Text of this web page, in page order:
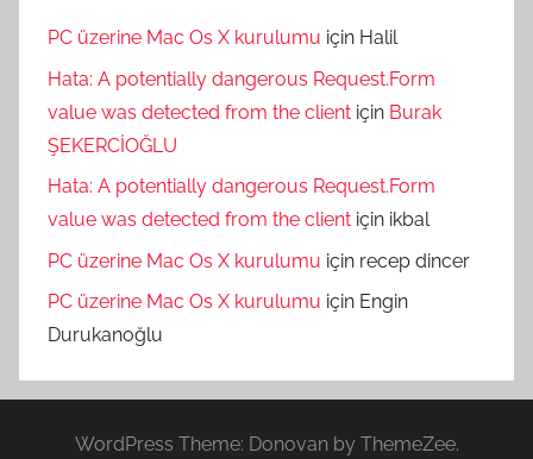
PC üzerine Mac Os X kurulumu için Halil
Hata: A potentially dangerous Request.Form
value was detected from the client için Burak
ŞEKERCİOĞLU
Hata: A potentially dangerous Request.Form
value was detected from the client için ikbal
PC üzerine Mac Os X kurulumu için recep dincer
PC üzerine Mac Os X kurulumu için Engin
Durukanoğlu
WordPress Theme: Donovan by ThemeZee.